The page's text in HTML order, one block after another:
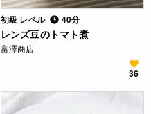
初級 レベル 40分
レンズ豆のトマト煮
富澤商店
36